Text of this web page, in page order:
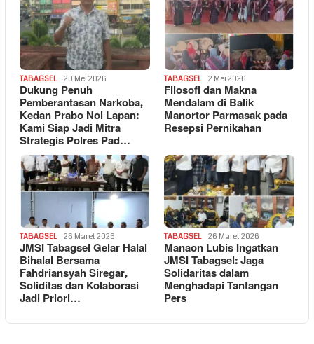
TABAGSEL 20 Mei 2026
Dukung Penuh
Pemberantasan Narkoba,
Kedan Prabo Nol Lapan:
Kami Siap Jadi Mitra
Strategis Polres Pad…
TABAGSEL 2 Mei 2026
Filosofi dan Makna
Mendalam di Balik
Manortor Parmasak pada
Resepsi Pernikahan
TABAGSEL 26 Maret 2026
JMSI Tabagsel Gelar Halal
Bihalal Bersama
Fahdriansyah Siregar,
Soliditas dan Kolaborasi
Jadi Priori…
TABAGSEL 26 Maret 2026
Manaon Lubis Ingatkan
JMSI Tabagsel: Jaga
Solidaritas dalam
Menghadapi Tantangan
Pers